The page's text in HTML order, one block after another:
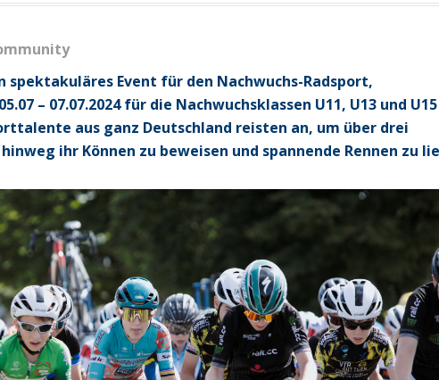
spektakuläres Event für den Nachwuchs-Radsport,
– 07.07.2024 für die Nachwuchsklassen U11, U13 und U15
aus ganz Deutschland reisten an, um über drei
ihr Können zu beweisen und spannende Rennen zu